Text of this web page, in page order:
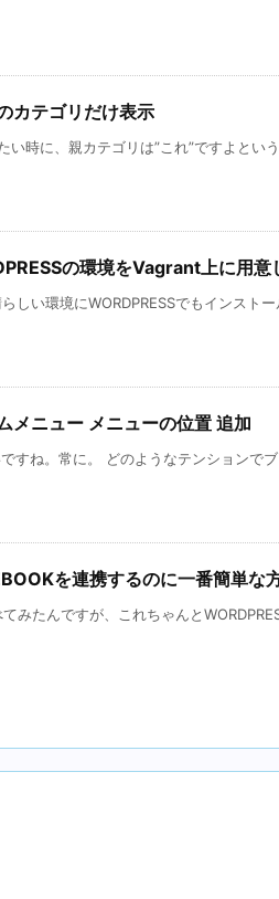
カテゴリだけ表示
い時に、親カテゴリは”これ”ですよとい
の環境をVagrant上に用意
しい環境にWORDPRESSでもインスト
メニュー メニューの位置 追加
すね。常に。 どのようなテンションで
を連携するのに一番簡単な方
みたんですが、これちゃんと